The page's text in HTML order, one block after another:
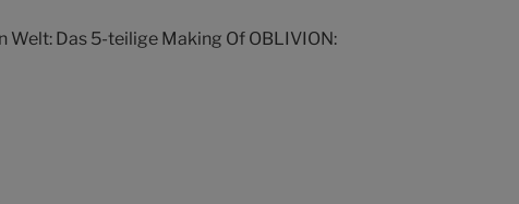
Welt: Das 5-teilige Making Of OBLIVION: